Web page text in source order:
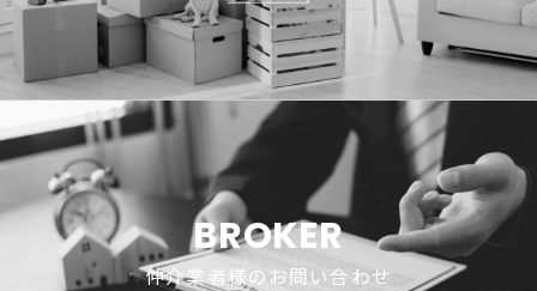
BROKER
仲介業者様のお問い合わせ